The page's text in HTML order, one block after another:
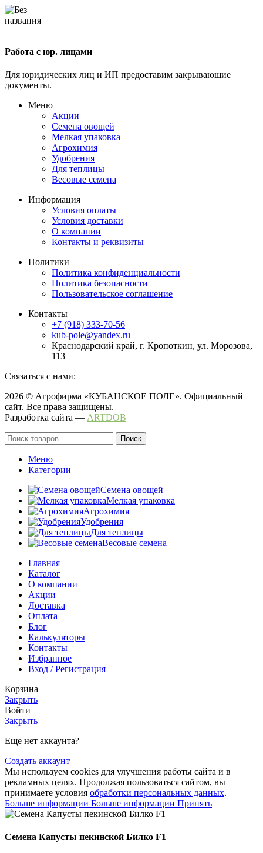
Работа с юр. лицами
Для юридических лиц и ИП предоставим закрывающие
документы.
Меню
Акции
Семена овощей
Мелкая упаковка
Агрохимия
Удобрения
Для теплицы
Весовые семена
Информация
Условия оплаты
Условия доставки
О компании
Контакты и реквизиты
Политики
Политика конфиденциальности
Политика безопасности
Пользовательское соглашение
Контакты
+7 (918) 333-70-56
kub-pole@yandex.ru
Краснодарский край, г. Кропоткин, ул. Морозова,
113
Связаться с нами:
2026 © Агрофирма «КУБАНСКОЕ ПОЛЕ». Официальный
сайт. Все права защищены.
Разработка сайта — ARTDOB
Поиск
Меню
Категории
Семена овощей
Мелкая упаковка
Агрохимия
Удобрения
Для теплицы
Весовые семена
Главная
Каталог
О компании
Акции
Доставка
Оплата
Блог
Калькуляторы
Контакты
Избранное
Вход / Регистрация
Корзина
Закрыть
Войти
Закрыть
Еще нет аккаунта?
Создать аккаунт
Мы используем cookies для улучшения работы сайта и в
рекламных целях. Продолжая пользоваться сайтом, вы
принимаете условия обработки персональных данных.
Больше информации Больше информации Принять
Семена Капусты пекинской Билко F1